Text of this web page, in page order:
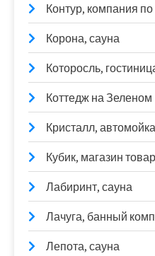
Контур, компания
Корона, сауна
Которосль,
Коттедж на Зеленом
Кристалл, автомойка
Кубик, магазин
Лабиринт, сауна
Лачуга, банный
Лепота, сауна